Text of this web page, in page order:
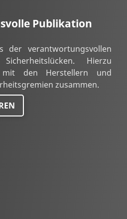
Publikation
der verantwortungsvollen
Hierzu
den Herstellern und
zusammen.